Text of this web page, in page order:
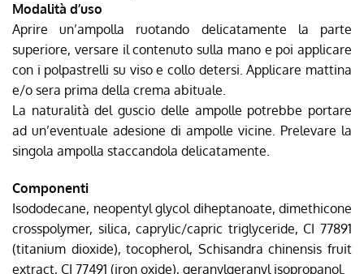
Modalità d’uso
Aprire un’ampolla ruotando delicatamente la parte
superiore, versare il contenuto sulla mano e poi applicare
con i polpastrelli su viso e collo detersi. Applicare mattina
e/o sera prima della crema abituale.
La naturalità del guscio delle ampolle potrebbe portare
ad un’eventuale adesione di ampolle vicine. Prelevare la
singola ampolla staccandola delicatamente.
Componenti
Isododecane, neopentyl glycol diheptanoate, dimethicone
crosspolymer, silica, caprylic/capric triglyceride, CI 77891
(titanium dioxide), tocopherol, Schisandra chinensis fruit
extract, CI 77491 (iron oxide), geranylgeranyl isopropanol.